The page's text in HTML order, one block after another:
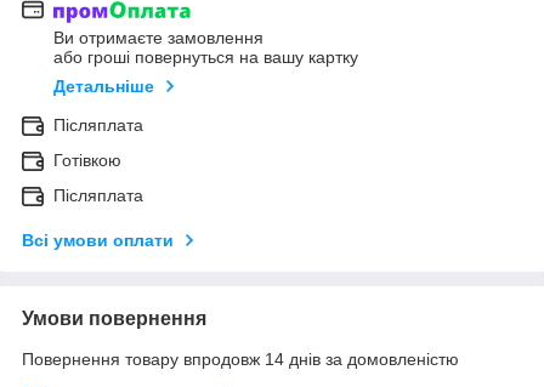
Ви отримаєте замовлення
або гроші повернуться на вашу картку
Детальніше
Післяплата
Готівкою
Післяплата
Всі умови оплати
Умови повернення
Повернення товару впродовж 14 днів за домовленістю